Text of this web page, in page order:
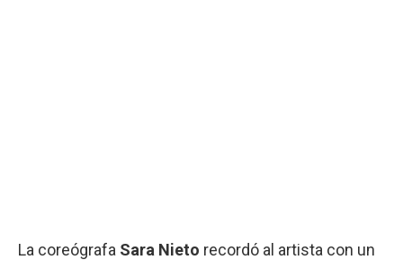
La coreógrafa Sara Nieto recordó al artista con un